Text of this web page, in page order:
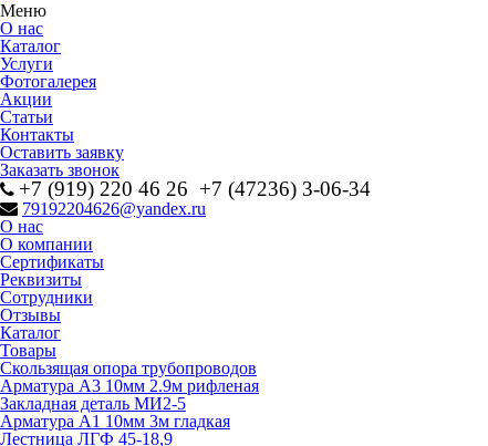
Меню
О нас
Каталог
Услуги
Фотогалерея
Акции
Статьи
Контакты
Оставить заявку
Заказать звонок
+7 (919) 220 46 26 +7 (47236) 3-06-34
79192204626@yandex.ru
О нас
О компании
Сертификаты
Реквизиты
Сотрудники
Отзывы
Каталог
Товары
Скользящая опора трубопроводов
Арматура А3 10мм 2.9м рифленая
Закладная деталь МИ2-5
Арматура А1 10мм 3м гладкая
Лестница ЛГФ 45-18,9